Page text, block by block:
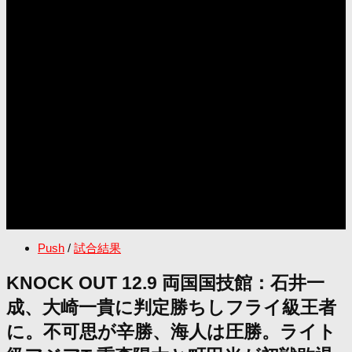
Push / 試合結果
KNOCK OUT 12.9 両国国技館：石井一
成、大崎一貴に判定勝ちしフライ級王者
に。不可思が辛勝、海人は圧勝。ライト